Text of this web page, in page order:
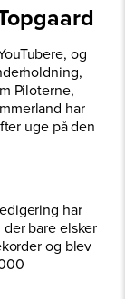
og
Piloterne,
har
uge på den
har
bare elsker
og blev